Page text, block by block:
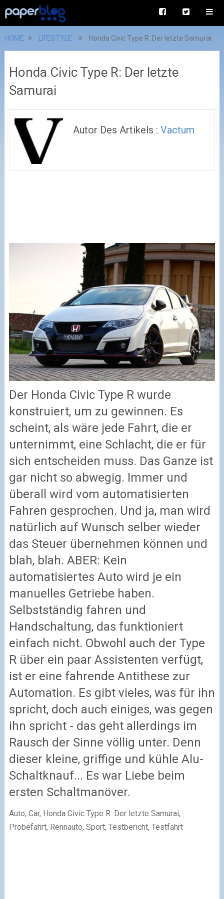
HOME LIFESTYLE Honda Civic Type R: Der letzte Samurai
Honda Civic Type R: Der letzte
Samurai
Autor Des Artikels :Vactum
Der Honda Civic Type R wurde
konstruiert, um zu gewinnen. Es
scheint, als wäre jede Fahrt, die er
unternimmt, eine Schlacht, die er für
sich entscheiden muss. Das Ganze ist
gar nicht so abwegig. Immer und
überall wird vom automatisierten
Fahren gesprochen. Und ja, man wird
natürlich auf Wunsch selber wieder
das Steuer übernehmen können und
blah, blah. ABER: Kein
automatisiertes Auto wird je ein
manuelles Getriebe haben.
Selbstständig fahren und
Handschaltung, das funktioniert
einfach nicht. Obwohl auch der Type
R über ein paar Assistenten verfügt,
ist er eine fahrende Antithese zur
Automation. Es gibt vieles, was für ihn
spricht, doch auch einiges, was gegen
ihn spricht - das geht allerdings im
Rausch der Sinne völlig unter. Denn
dieser kleine, griffige und kühle Alu-
Schaltknauf... Es war Liebe beim
ersten Schaltmanöver.
Auto, Car, Honda Civic Type R: Der letzte Samurai,
Probefahrt, Rennauto, Sport, Testbericht, Testfahrt